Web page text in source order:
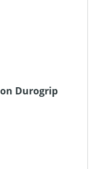
Durogrip